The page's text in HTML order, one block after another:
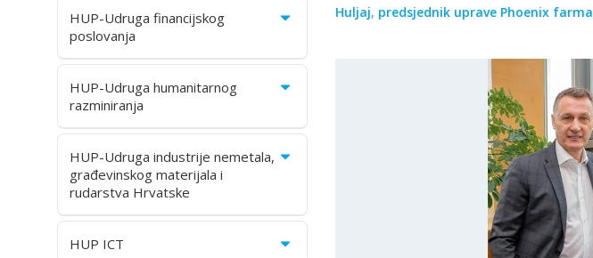
HUP-Udruga financijskog
poslovanja
HUP-Udruga humanitarnog
razminiranja
HUP-Udruga industrije nemetala,
građevinskog materijala i
rudarstva Hrvatske
HUP ICT
Huljaj, predsjednik uprave Phoenix